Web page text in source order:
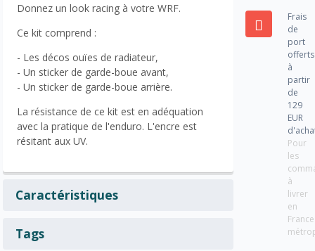
Donnez un look racing à votre WRF.
Ce kit comprend :
- Les décos ouïes de radiateur,
- Un sticker de garde-boue avant,
- Un sticker de garde-boue arrière.
La résistance de ce kit est en adéquation
avec la pratique de l'enduro. L'encre est
résitant aux UV.
Caractéristiques
Tags
Frais
de
port
offerts
à
partir
de
129
EUR
Pour
les
à
livrer
en
France